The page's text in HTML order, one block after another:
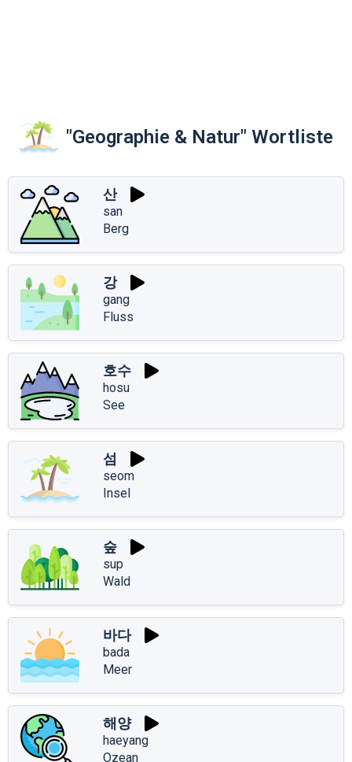
"Geographie & Natur" Wortliste
산
san
Berg
강
gang
Fluss
호수
hosu
See
섬
seom
Insel
숲
sup
Wald
바다
bada
Meer
해양
haeyang
Ozean